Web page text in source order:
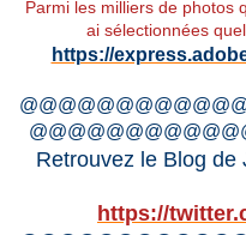
Parmi les milliers de photos
ai sélectionnées
https://
Retrouvez le Blog de
https://